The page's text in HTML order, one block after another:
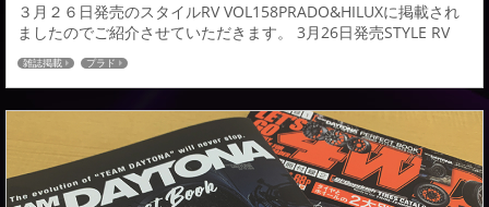
３月２６日発売のスタイルRV VOL158PRADO&HILUXに掲載され
ましたのでご紹介させていただきます。 3月26日発売STYLE RV
VOL158 PRADO&HILUX admiration 4×４【１５０プラド エアロ
キット】 スキッドプレートをモチーフとした貼り付け系エアロパ
ーツは手軽かつ純正からの代わり映え感を与えるドレスアップ志
向を高めました。アーバンスタイルでもオフロードスタ...
雑誌掲載 プラド